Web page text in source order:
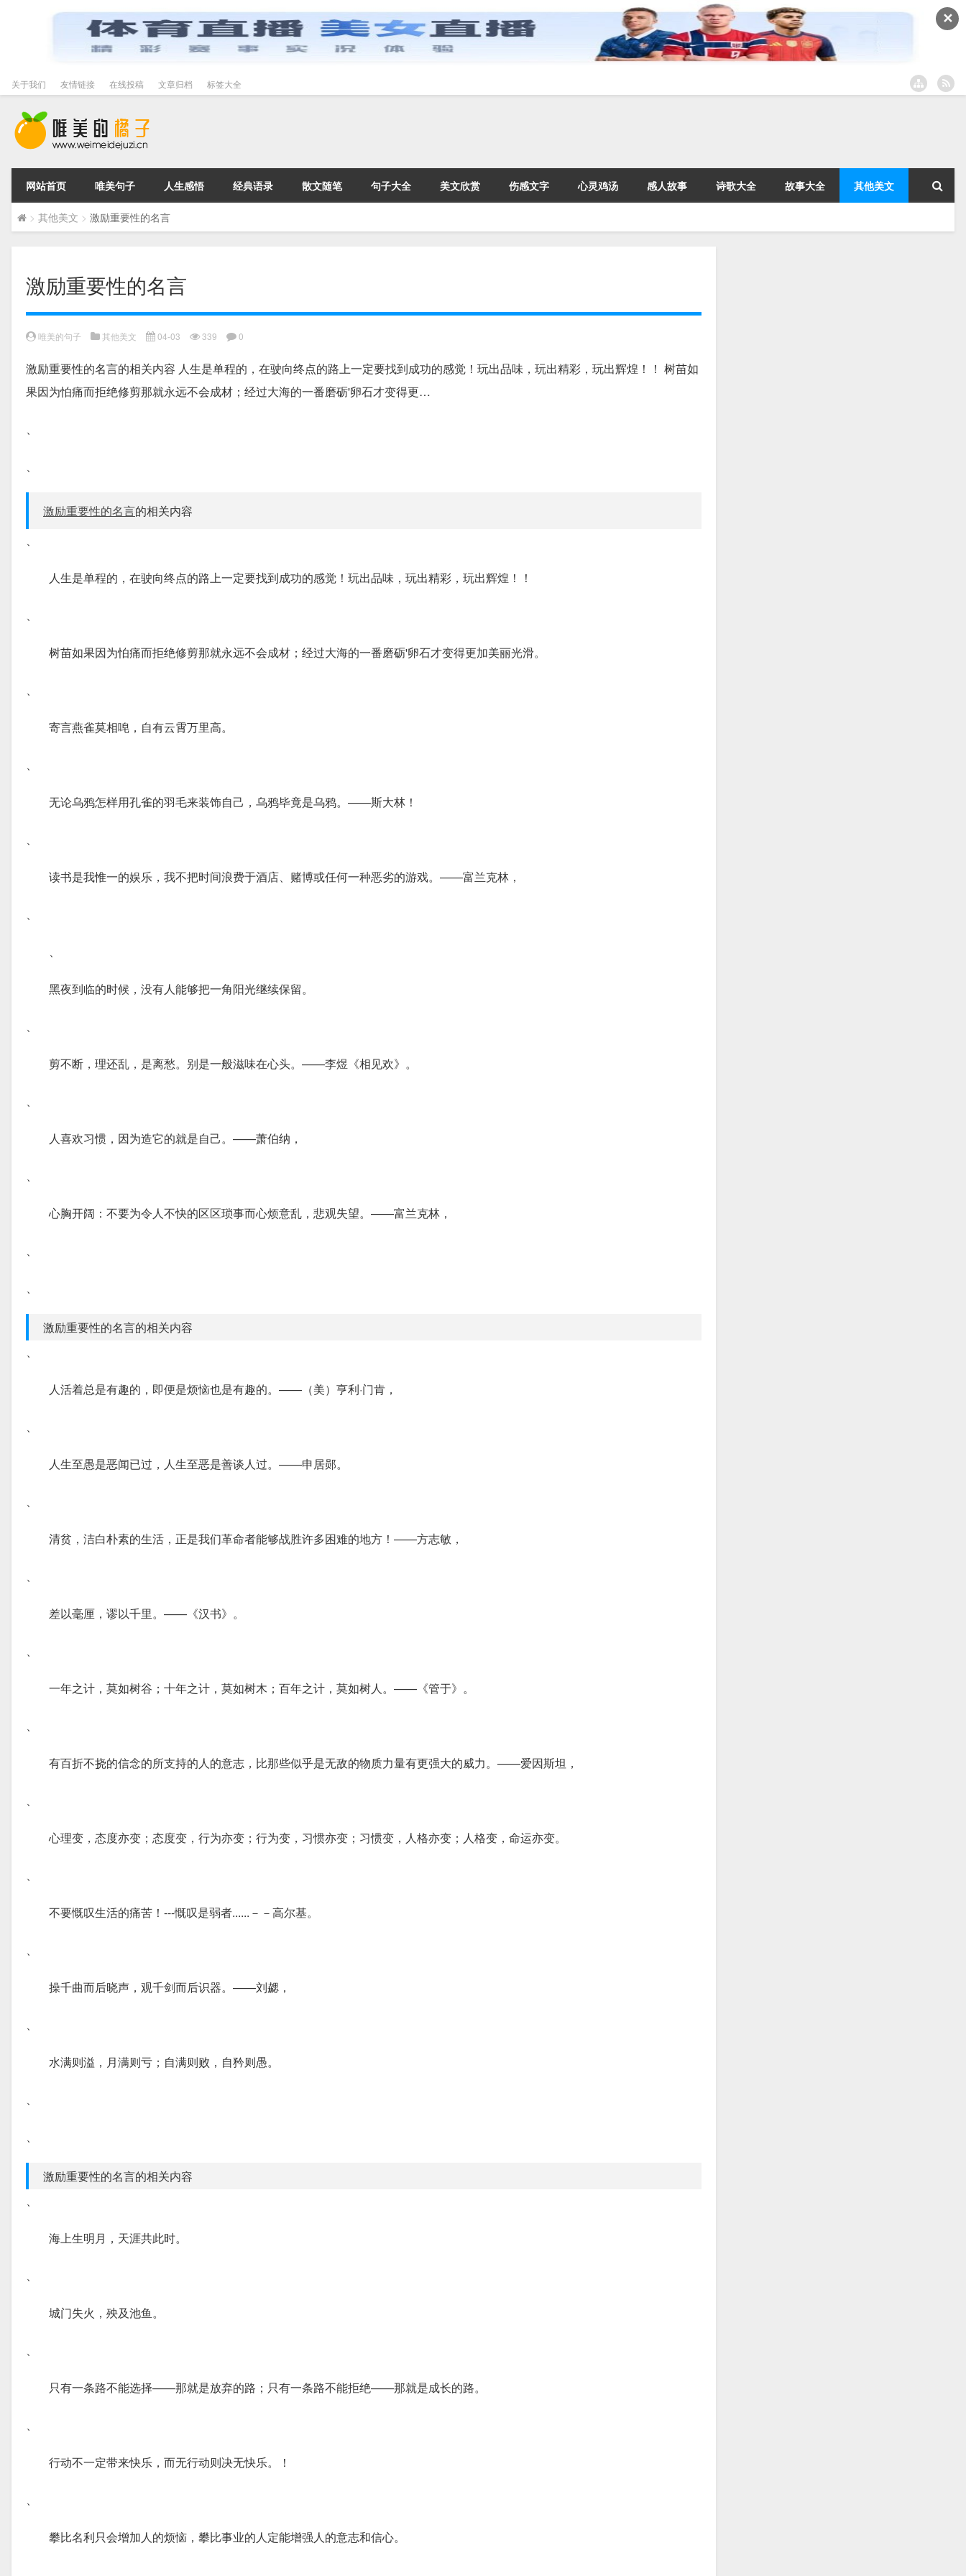
✕
关于我们 友情链接 在线投稿 文章归档 标签大全
网站首页 唯美句子 人生感悟 经典语录 散文随笔 句子大全 美文欣赏 伤感文字 心灵鸡汤 感人故事 诗歌大全 故事大全 其他美文
> 其他美文 > 激励重要性的名言
激励重要性的名言
唯美的句子 其他美文 04-03 339 0
激励重要性的名言的相关内容 人生是单程的，在驶向终点的路上一定要找到成功的感觉！玩出品味，玩出精彩，玩出辉煌！！ 树苗如
果因为怕痛而拒绝修剪那就永远不会成材；经过大海的一番磨砺'卵石才变得更…
、
、
激励重要性的名言的相关内容
、
人生是单程的，在驶向终点的路上一定要找到成功的感觉！玩出品味，玩出精彩，玩出辉煌！！
、
树苗如果因为怕痛而拒绝修剪那就永远不会成材；经过大海的一番磨砺'卵石才变得更加美丽光滑。
、
寄言燕雀莫相唣，自有云霄万里高。
、
无论乌鸦怎样用孔雀的羽毛来装饰自己，乌鸦毕竟是乌鸦。——斯大林！
、
读书是我惟一的娱乐，我不把时间浪费于酒店、赌博或任何一种恶劣的游戏。——富兰克林，
、
、
黑夜到临的时候，没有人能够把一角阳光继续保留。
、
剪不断，理还乱，是离愁。别是一般滋味在心头。——李煜《相见欢》。
、
人喜欢习惯，因为造它的就是自己。——萧伯纳，
、
心胸开阔：不要为令人不快的区区琐事而心烦意乱，悲观失望。——富兰克林，
、
、
激励重要性的名言的相关内容
、
人活着总是有趣的，即便是烦恼也是有趣的。——（美）亨利·门肯，
、
人生至愚是恶闻已过，人生至恶是善谈人过。——申居郧。
、
清贫，洁白朴素的生活，正是我们革命者能够战胜许多困难的地方！——方志敏，
、
差以毫厘，谬以千里。——《汉书》。
、
一年之计，莫如树谷；十年之计，莫如树木；百年之计，莫如树人。——《管于》。
、
有百折不挠的信念的所支持的人的意志，比那些似乎是无敌的物质力量有更强大的威力。——爱因斯坦，
、
心理变，态度亦变；态度变，行为亦变；行为变，习惯亦变；习惯变，人格亦变；人格变，命运亦变。
、
不要慨叹生活的痛苦！---慨叹是弱者......－－高尔基。
、
操千曲而后晓声，观千剑而后识器。——刘勰，
、
水满则溢，月满则亏；自满则败，自矜则愚。
、
、
激励重要性的名言的相关内容
、
海上生明月，天涯共此时。
、
城门失火，殃及池鱼。
、
只有一条路不能选择——那就是放弃的路；只有一条路不能拒绝——那就是成长的路。
、
行动不一定带来快乐，而无行动则决无快乐。！
、
攀比名利只会增加人的烦恼，攀比事业的人定能增强人的意志和信心。